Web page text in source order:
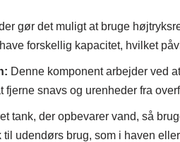
gør det muligt at bruge
forskellig kapacitet, hvilket
Denne komponent arbejder ved
fjerne snavs og urenheder fra
tank, der opbevarer vand, så
udendørs brug, som i haven